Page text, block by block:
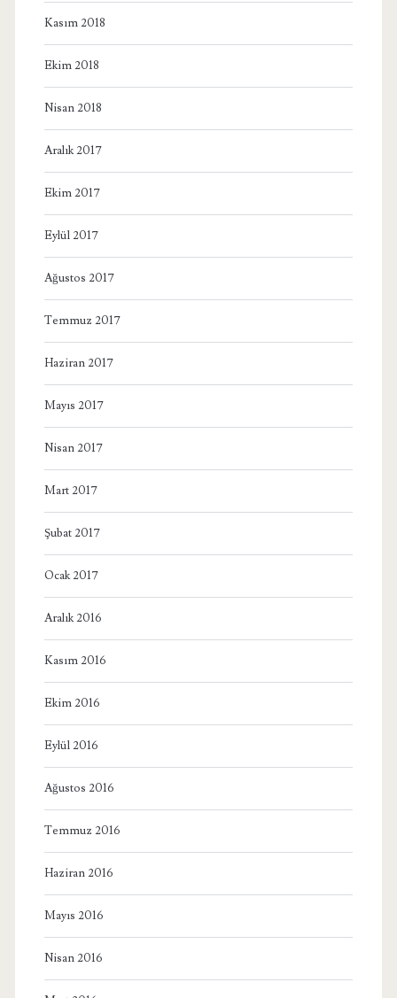
Kasım 2018
Ekim 2018
Nisan 2018
Aralık 2017
Ekim 2017
Eylül 2017
Ağustos 2017
Temmuz 2017
Haziran 2017
Mayıs 2017
Nisan 2017
Mart 2017
Şubat 2017
Ocak 2017
Aralık 2016
Kasım 2016
Ekim 2016
Eylül 2016
Ağustos 2016
Temmuz 2016
Haziran 2016
Mayıs 2016
Nisan 2016